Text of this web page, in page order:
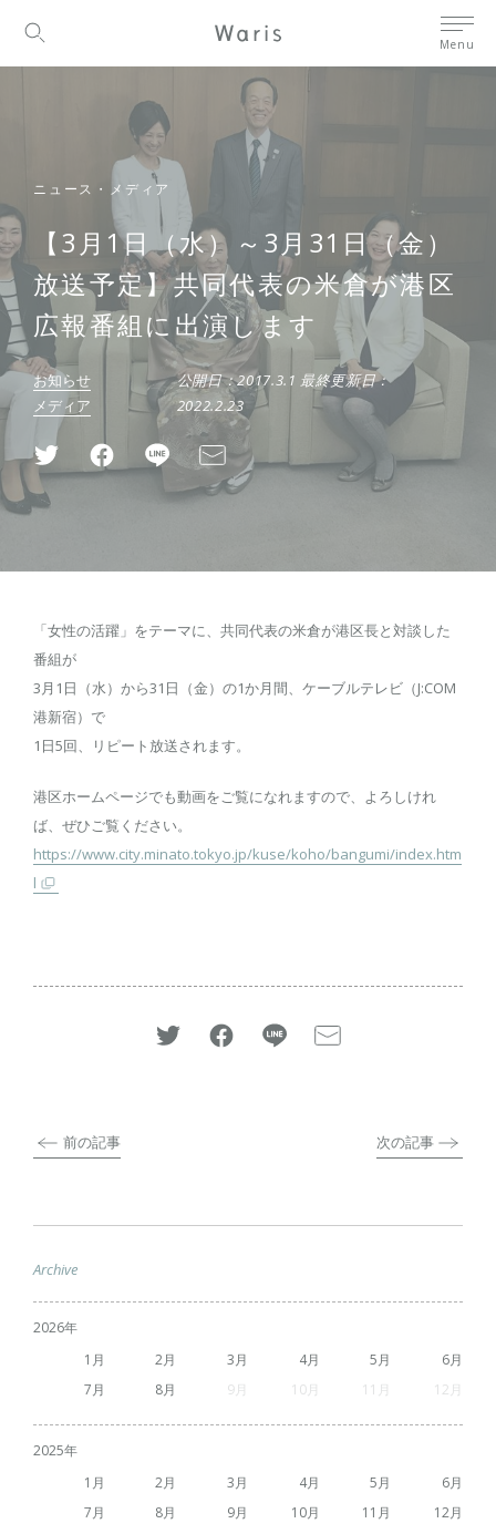
Menu
ニュース・メディア
【3月1日（水）～3月31日（金）
放送予定】共同代表の米倉が港区
広報番組に出演します
お知らせ
メディア
公開日：2017.3.1 最終更新日：
2022.2.23
「女性の活躍」をテーマに、共同代表の米倉が港区長と対談した
番組が
3月1日（水）から31日（金）の1か月間、ケーブルテレビ（J:COM
港新宿）で
1日5回、リピート放送されます。
港区ホームページでも動画をご覧になれますので、よろしけれ
ば、ぜひご覧ください。
https://www.city.minato.tokyo.jp/kuse/koho/bangumi/index.htm
l
前の記事 次の記事
Archive
2026
1
2 3 4 5
6
7
8 9 10 11 12
2025
1
2 3 4 5
6
7
8 9 10 11 12